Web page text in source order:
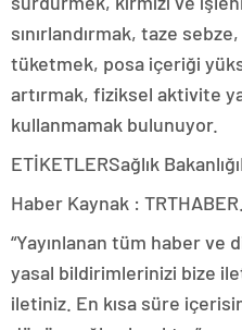
sınırlandırmak, taze
tüketmek, posa içeriği
artırmak, fiziksel aktivite
kullanmamak bulunuyor.
ETİKETLERSağlık
Haber Kaynak :
“Yayınlanan tüm haber
yasal bildirimlerinizi bize
iletiniz. En kısa süre